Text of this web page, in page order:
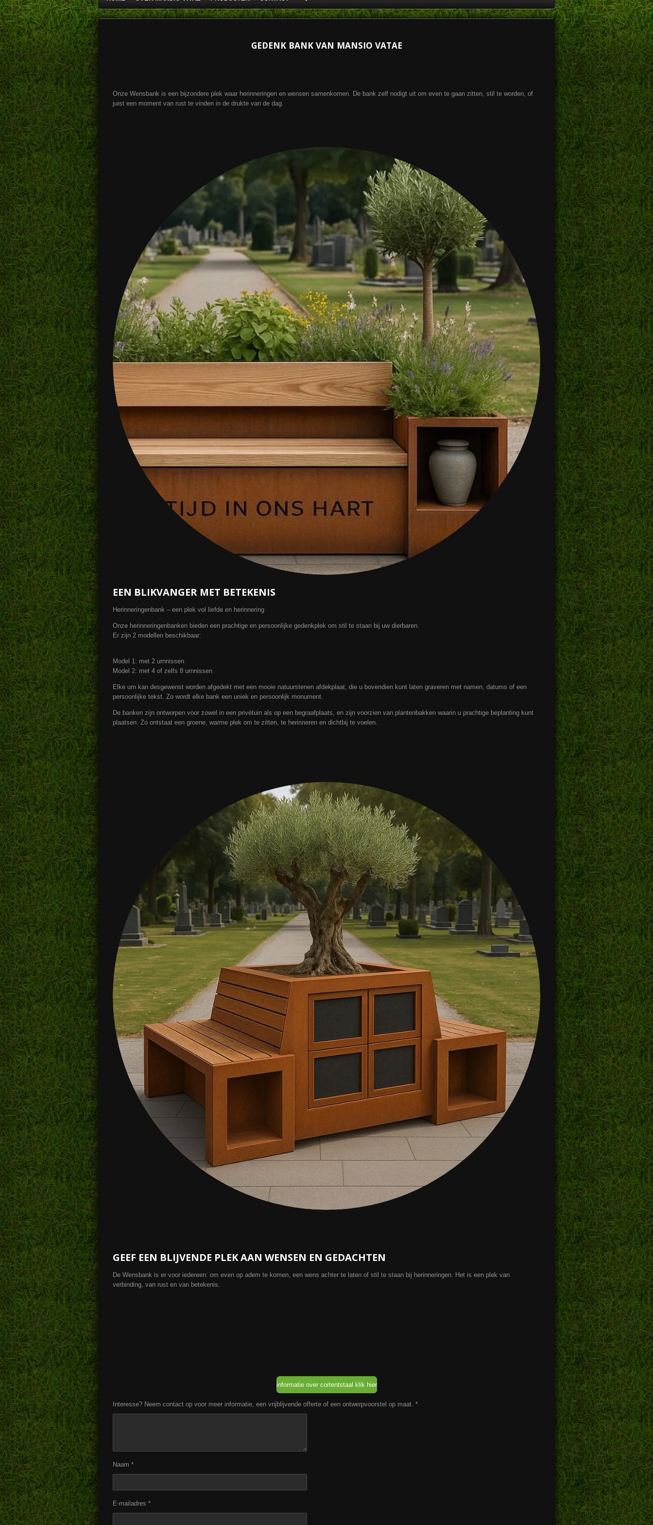
GEDENK BANK VAN MANSIO VATAE
Onze Wensbank is een bijzondere plek waar herinneringen en wensen samenkomen. De bank zelf nodigt uit om even te gaan zitten, stil te worden, of
juist een moment van rust te vinden in de drukte van de dag.
EEN BLIKVANGER MET BETEKENIS
Herinneringenbank – een plek vol liefde en herinnering
Onze herinneringenbanken bieden een prachtige en persoonlijke gedenkplek om stil te staan bij uw dierbaren.
Er zijn 2 modellen beschikbaar:
Model 1: met 2 urnnissen
Model 2: met 4 of zelfs 8 urnnissen
Elke urn kan desgewenst worden afgedekt met een mooie natuurstenen afdekplaat, die u bovendien kunt laten graveren met namen, datums of een
persoonlijke tekst. Zo wordt elke bank een uniek en persoonlijk monument.
De banken zijn ontworpen voor zowel in een privétuin als op een begraafplaats, en zijn voorzien van plantenbakken waarin u prachtige beplanting kunt
plaatsen. Zo ontstaat een groene, warme plek om te zitten, te herinneren en dichtbij te voelen.
GEEF EEN BLIJVENDE PLEK AAN WENSEN EN GEDACHTEN
De Wensbank is er voor iedereen: om even op adem te komen, een wens achter te laten of stil te staan bij herinneringen. Het is een plek van
verbinding, van rust en van betekenis.
informatie over cortentstaal klik hier
Interesse? Neem contact op voor meer informatie, een vrijblijvende offerte of een ontwerpvoorstel op maat. *
Naam *
E-mailadres *